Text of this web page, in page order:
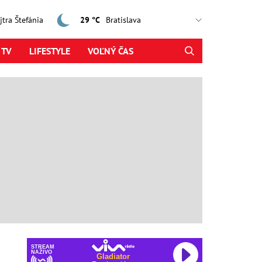
Štefánia 29 °C
LIFESTYLE VOĽNÝ ČAS
STREAM
NAŽIVO
Gladiator